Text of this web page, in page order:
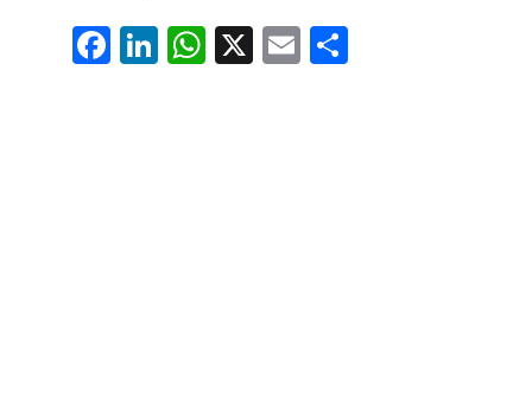
Fa
ce
Li
nk
W
ha
X E
m
Pa
rt